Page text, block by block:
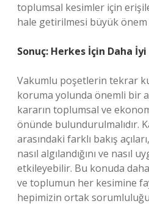
toplumsal kesimler için
hale getirilmesi büyük önem
Sonuç: Herkes İçin Daha
Vakumlu poşetlerin tekrar
koruma yolunda önemli bir
kararın toplumsal ve
önünde bulundurulmalıdır.
arasındaki farklı bakış
nasıl algılandığını ve nasıl
etkileyebilir. Bu konuda
ve toplumun her kesimine
hepimizin ortak